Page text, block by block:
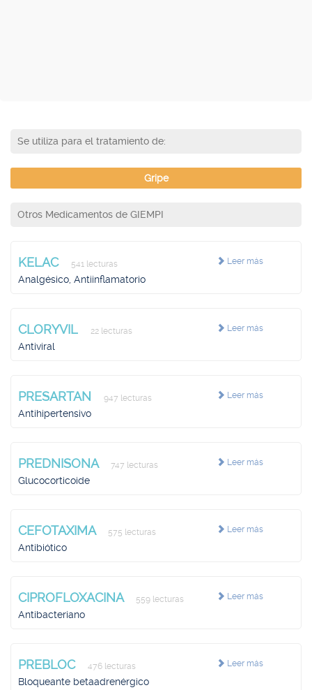
Se utiliza para el tratamiento de:
Gripe
Otros Medicamentos de GIEMPI
Leer más
KELAC 541 lecturas
Analgésico, Antiinflamatorio
Leer más
CLORYVIL 22 lecturas
Antiviral
Leer más
PRESARTAN 947 lecturas
Antihipertensivo
Leer más
PREDNISONA 747 lecturas
Glucocorticoide
Leer más
CEFOTAXIMA 575 lecturas
Antibiótico
Leer más
CIPROFLOXACINA 559 lecturas
Antibacteriano
Leer más
PREBLOC 476 lecturas
Bloqueante betaadrenérgico